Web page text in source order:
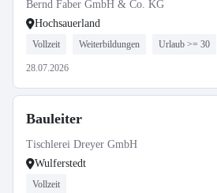
Bernd Faber GmbH & Co. KG
Hochsauerland
Vollzeit Weiterbildungen Urlaub >= 30
28.07.2026
Bauleiter
Tischlerei Dreyer GmbH
Wulferstedt
Vollzeit